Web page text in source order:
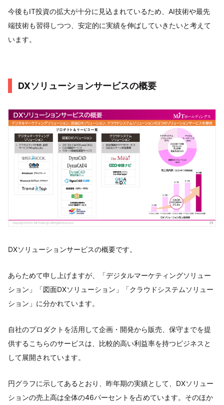
今後もIT投資の拡大が十分に見込まれているため、AI技術や最先
端技術も習得しつつ、安定的に実績を伸ばしていきたいと考えて
います。
DXソリューションサービスの概要
DXソリューションサービスの概要です。
あらためて申し上げますが、「デジタルマーケティングソリュー
ション」「図面DXソリューション」「クラウドシステムソリュー
ション」に分かれています。
自社のプロダクトを活用して企画・開発から販売、保守までを提
供するこちらのサービスは、比較的高い利益率を持つビジネスと
して展開されています。
円グラフに示してあるとおり、昨年期の実績として、DXソリュー
ションの売上高は全体の46パーセントを占めています。そのほか